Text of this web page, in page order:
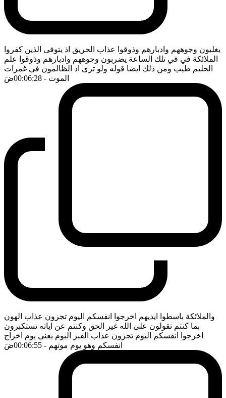
يغلبون وجوههم وادبارهم وذوقوا عذاب الحريق اذ يتوفى الذين كفروا
الملائكة في في تلك الساعة يضربون وجوههم وادبارهم وذوقوا علم
الحليم طيب ومن ذلك ايضا قوله ولو ترى اذ الظالمون في غمرات
الموت - 00:06:28 ضَ
والملائكة باسطوا ايديهم اخرجوا انفسكم اليوم تجزون عذاب الهون
بما كنتم تقولون على الله غير الحق وكنتم عن اياته تستكبرون
اخرجوا انفسكم اليوم تجزون عذاب القبر اليوم يعني يوم اخراج
انفسكم وهو يوم موتهم - 00:06:55 ضَ